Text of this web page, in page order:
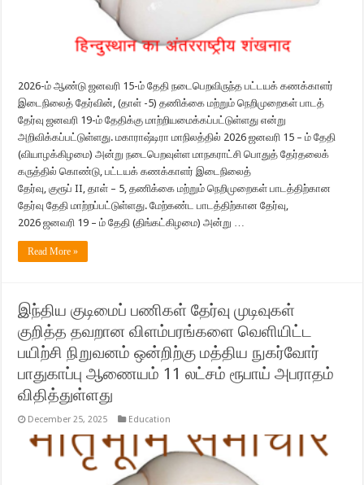
2026-ம் ஆண்டு ஜனவரி 15-ம் தேதி நடைபெறவிருந்த பட்டயக் கணக்காளர்
இடைநிலைத் தேர்வின், (தாள் -5) தணிக்கை மற்றும் நெறிமுறைகள் பாடத்
தேர்வு ஜனவரி 19-ம் தேதிக்கு மாற்றியமைக்கப்பட்டுள்ளது என்று
அறிவிக்கப்பட்டுள்ளது. மகாராஷ்டிரா மாநிலத்தில் 2026 ஜனவரி 15 – ம் தேதி
(வியாழக்கிழமை) அன்று நடைபெறவுள்ள மாநகராட்சி பொதுத் தேர்தலைக்
கருத்தில் கொண்டு, பட்டயக் கணக்காளர் இடைநிலைத்
தேர்வு, குரூப் II, தாள் – 5, தணிக்கை மற்றும் நெறிமுறைகள் பாடத்திற்கான
தேர்வு தேதி மாற்றப்பட்டுள்ளது. மேற்கண்ட பாடத்திற்கான தேர்வு,
2026 ஜனவரி 19 – ம் தேதி (திங்கட்கிழமை) அன்று …
Read More »
இந்திய குடிமைப் பணிகள் தேர்வு முடிவுகள்
குறித்த தவறான விளம்பரங்களை வெளியிட்ட
பயிற்சி நிறுவனம் ஒன்றிற்கு மத்திய நுகர்வோர்
பாதுகாப்பு ஆணையம் 11 லட்சம் ரூபாய் அபராதம்
விதித்துள்ளது
December 25, 2025 Education